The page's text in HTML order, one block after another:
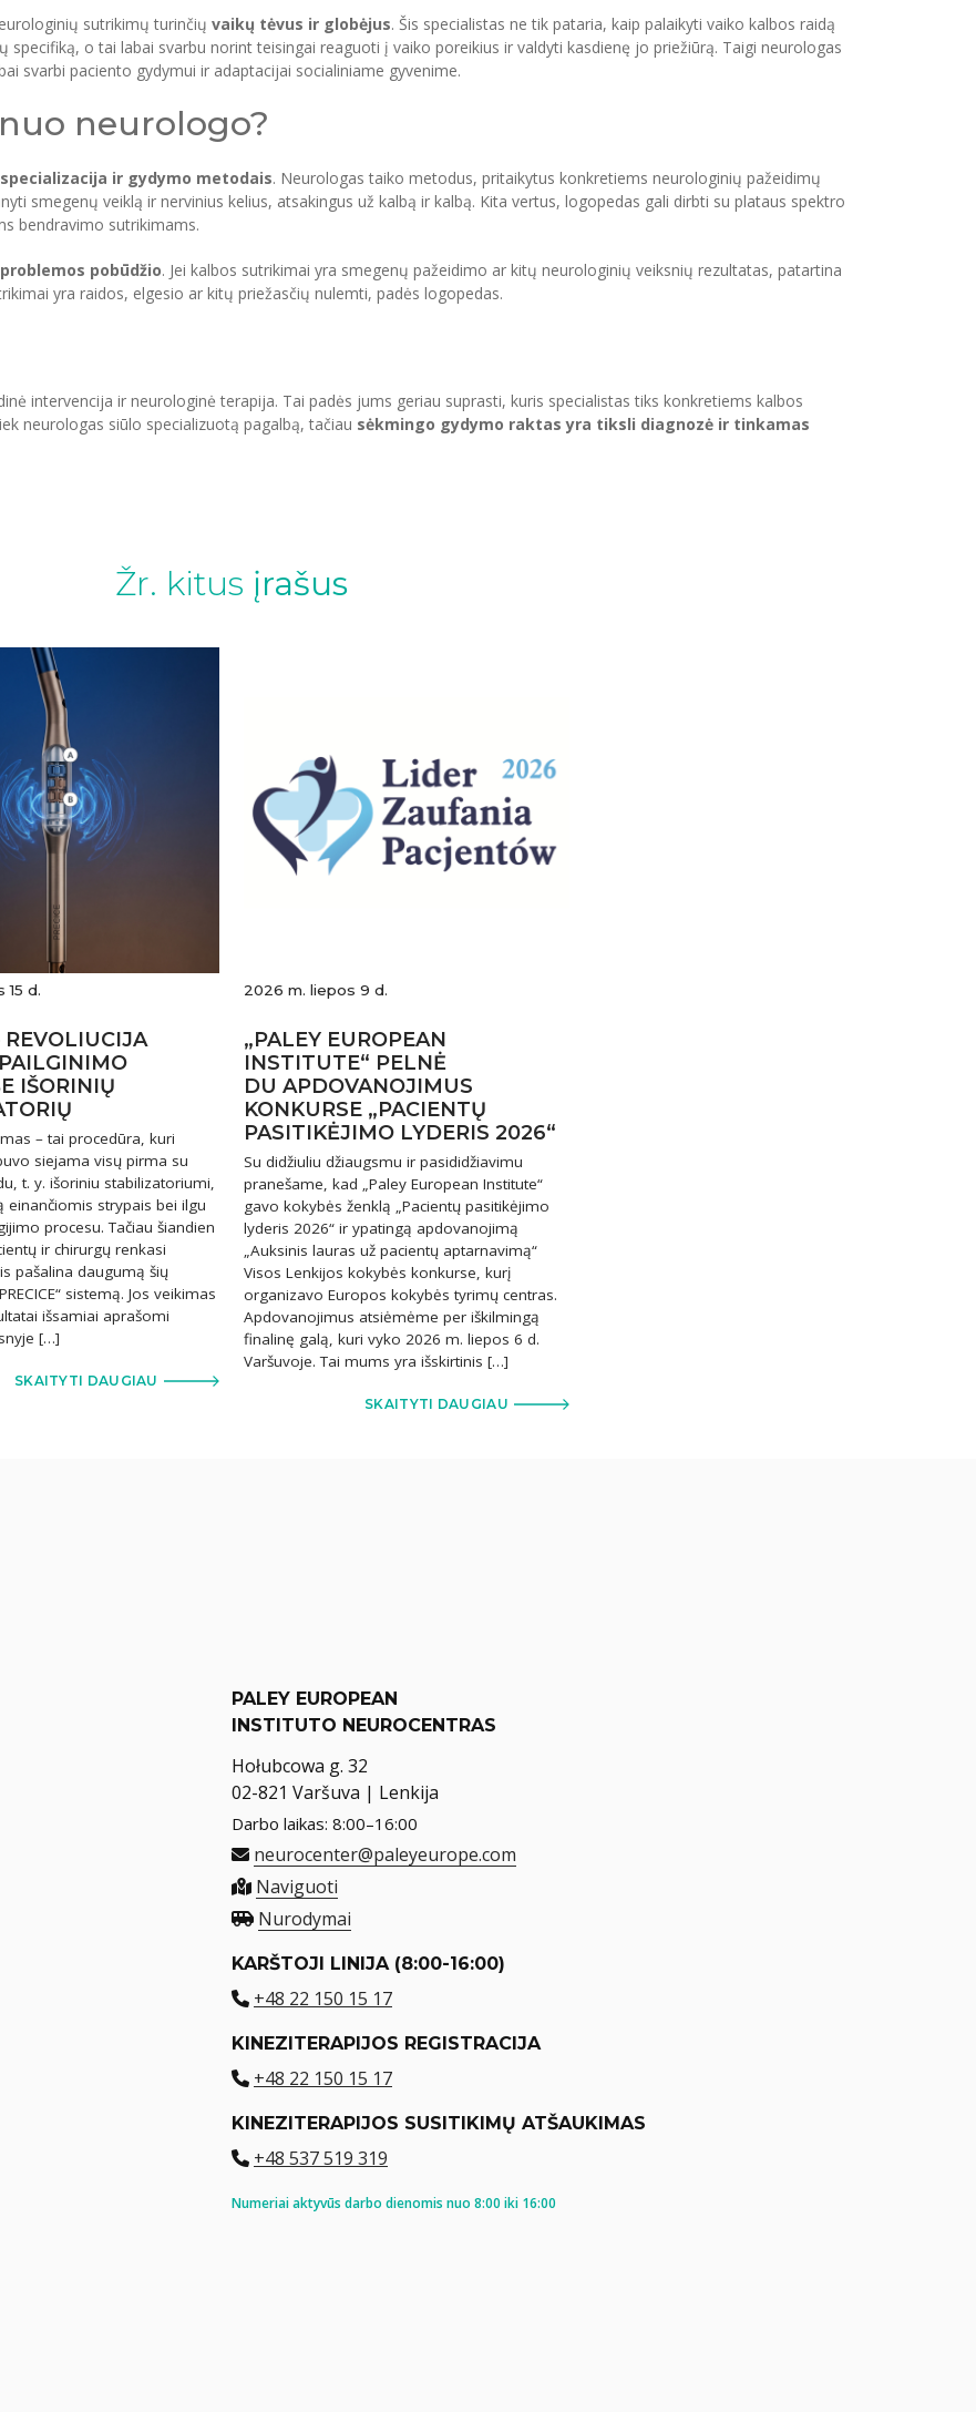
sutrikimų turinčiųvaikų tėvus ir globėjus. Šis specialistas ne tik pataria, kaip palaikyti vaiko kalbos raidą
o tai labai svarbu norint teisingai reaguoti į vaiko poreikius ir valdyti kasdienę jo priežiūrą. Taigi neurologas
svarbi paciento gydymui ir adaptacijai socialiniame gyvenime.
neurologo?
specializacija ir gydymo metodais. Neurologas taiko metodus, pritaikytus konkretiems neurologinių pažeidimų
smegenų veiklą ir nervinius kelius, atsakingus už kalbą ir kalbą. Kita vertus, logopedas gali dirbti su plataus spektro
bendravimo sutrikimams.
pobūdžio. Jei kalbos sutrikimai yra smegenų pažeidimo ar kitų neurologinių veiksnių rezultatas, patartina
yra raidos, elgesio ar kitų priežasčių nulemti, padės logopedas.
intervencija ir neurologinė terapija. Tai padės jums geriau suprasti, kuris specialistas tiks konkretiems kalbos
neurologas siūlo specializuotą pagalbą, tačiau sėkmingo gydymo raktas yra tiksli diagnozė ir tinkamas
Žr. kitus įrašus
15 d.
REVOLIUCIJA
IŠORINIŲ
– tai procedūra, kuri
siejama visų pirma su
t. y. išoriniu stabilizatoriumi,
einančiomis strypais bei ilgu
procesu. Tačiau šiandien
ir chirurgų renkasi
pašalina daugumą šių
sistemą. Jos veikimas
išsamiai aprašomi
[…]
SKAITYTI DAUGIAU
2026 m. liepos 9 d.
„PALEY EUROPEAN
INSTITUTE“ PELNĖ
DU APDOVANOJIMUS
KONKURSE „PACIENTŲ
PASITIKĖJIMO LYDERIS 2026“
Su didžiuliu džiaugsmu ir pasididžiavimu
pranešame, kad „Paley European Institute“
gavo kokybės ženklą „Pacientų pasitikėjimo
lyderis 2026“ ir ypatingą apdovanojimą
„Auksinis lauras už pacientų aptarnavimą“
Visos Lenkijos kokybės konkurse, kurį
organizavo Europos kokybės tyrimų centras.
Apdovanojimus atsiėmėme per iškilmingą
finalinę galą, kuri vyko 2026 m. liepos 6 d.
Varšuvoje. Tai mums yra išskirtinis […]
SKAITYTI DAUGIAU
PALEY EUROPEAN
INSTITUTO NEUROCENTRAS
Hołubcowa g. 32
02-821 Varšuva | Lenkija
Darbo laikas: 8:00–16:00
neurocenter@paleyeurope.com
Naviguoti
Nurodymai
KARŠTOJI LINIJA (8:00-16:00)
+48 22 150 15 17
KINEZITERAPIJOS REGISTRACIJA
+48 22 150 15 17
KINEZITERAPIJOS SUSITIKIMŲ ATŠAUKIMAS
+48 537 519 319
Numeriai aktyvūs darbo dienomis nuo 8:00 iki 16:00